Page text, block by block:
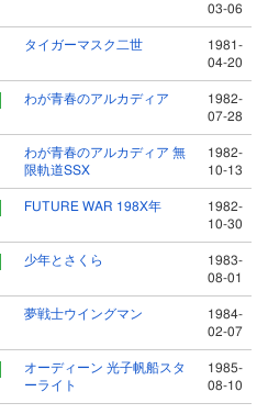
03-06
タイガーマスク二世
1981-
04-20
わが青春のアルカディア
1982-
07-28
わが青春のアルカディア 無
限軌道SSX
1982-
10-13
FUTURE WAR 198X年
1982-
10-30
少年とさくら
1983-
08-01
夢戦士ウイングマン
1984-
02-07
オーディーン 光子帆船スタ
ーライト
1985-
08-10